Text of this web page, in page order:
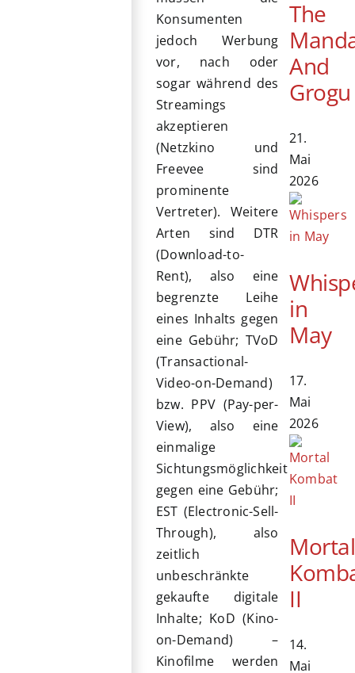
Konsumenten
jedoch Werbung
vor, nach oder
sogar während des
Streamings
akzeptieren
(Netzkino und
Freevee sind
prominente
Vertreter). Weitere
Arten sind DTR
(Download-to-
Rent), also eine
begrenzte Leihe
eines Inhalts gegen
eine Gebühr; TVoD
(Transactional-
Video-on-Demand)
bzw. PPV (Pay-per-
View), also eine
einmalige
Sichtungsmöglichkeit
gegen eine Gebühr;
EST (Electronic-Sell-
Through), also
zeitlich
unbeschränkte
gekaufte digitale
Inhalte; KoD (Kino-
on-Demand) –
Kinofilme werden
The
And
Grogu
21.
Mai
2026
in
May
17.
Mai
2026
Mortal
II
14.
Mai